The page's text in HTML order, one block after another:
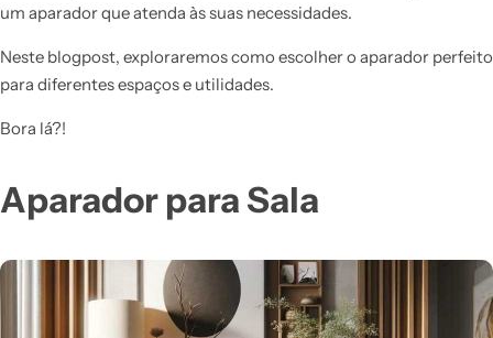
um aparador que atenda às suas necessidades.
Neste blogpost, exploraremos como escolher o aparador perfeito
para diferentes espaços e utilidades.
Bora lá?!
Aparador para Sala